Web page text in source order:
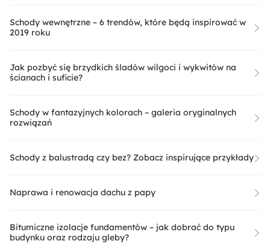
Schody wewnętrzne – 6 trendów, które będą inspirować w
2019 roku
Jak pozbyć się brzydkich śladów wilgoci i wykwitów na
ścianach i suficie?
Schody w fantazyjnych kolorach – galeria oryginalnych
rozwiązań
Schody z balustradą czy bez? Zobacz inspirujące przykłady
Naprawa i renowacja dachu z papy
Bitumiczne izolacje fundamentów – jak dobrać do typu
budynku oraz rodzaju gleby?